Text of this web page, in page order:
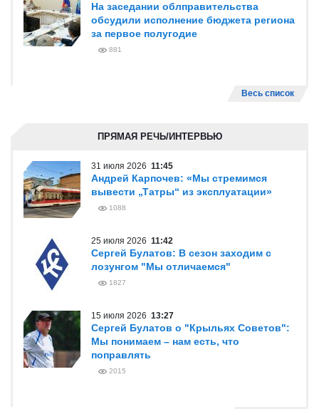
На заседании облправительства
обсудили исполнение бюджета региона
за первое полугодие
881
Весь список
ПРЯМАЯ РЕЧЬ/ИНТЕРВЬЮ
31 июля 2026 11:45
Андрей Карпочев: «Мы стремимся
вывести „Татры“ из эксплуатации»
1088
25 июля 2026 11:42
Сергей Булатов: В сезон заходим с
лозунгом "Мы отличаемся"
1827
15 июля 2026 13:27
Сергей Булатов о "Крыльях Советов":
Мы понимаем – нам есть, что
поправлять
2015